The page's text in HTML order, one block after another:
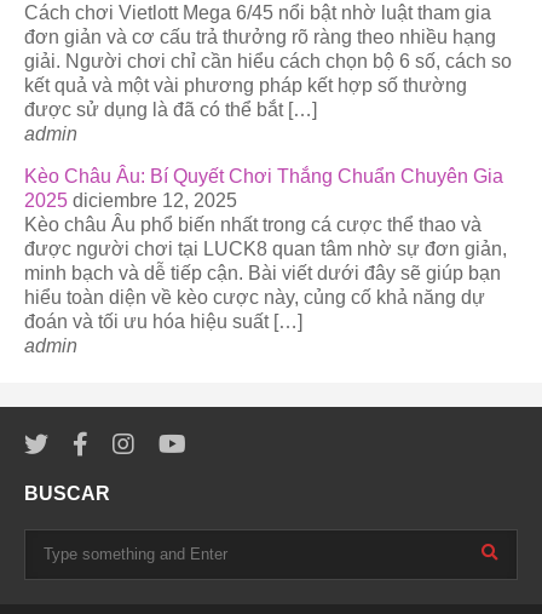
Cách chơi Vietlott Mega 6/45 nổi bật nhờ luật tham gia
đơn giản và cơ cấu trả thưởng rõ ràng theo nhiều hạng
giải. Người chơi chỉ cần hiểu cách chọn bộ 6 số, cách so
kết quả và một vài phương pháp kết hợp số thường
được sử dụng là đã có thể bắt […]
admin
Kèo Châu Âu: Bí Quyết Chơi Thắng Chuẩn Chuyên Gia
2025 diciembre 12, 2025
Kèo châu Âu phổ biến nhất trong cá cược thể thao và
được người chơi tại LUCK8 quan tâm nhờ sự đơn giản,
minh bạch và dễ tiếp cận. Bài viết dưới đây sẽ giúp bạn
hiểu toàn diện về kèo cược này, củng cố khả năng dự
đoán và tối ưu hóa hiệu suất […]
admin
BUSCAR